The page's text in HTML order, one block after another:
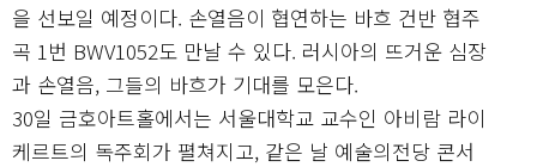
을 선보일 예정이다. 손열음이 협연하는 바흐 건반 협주
곡 1번 BWV1052도 만날 수 있다. 러시아의 뜨거운 심장
과 손열음, 그들의 바흐가 기대를 모은다.
30일 금호아트홀에서는 서울대학교 교수인 아비람 라이
케르트의 독주회가 펼쳐지고, 같은 날 예술의전당 콘서